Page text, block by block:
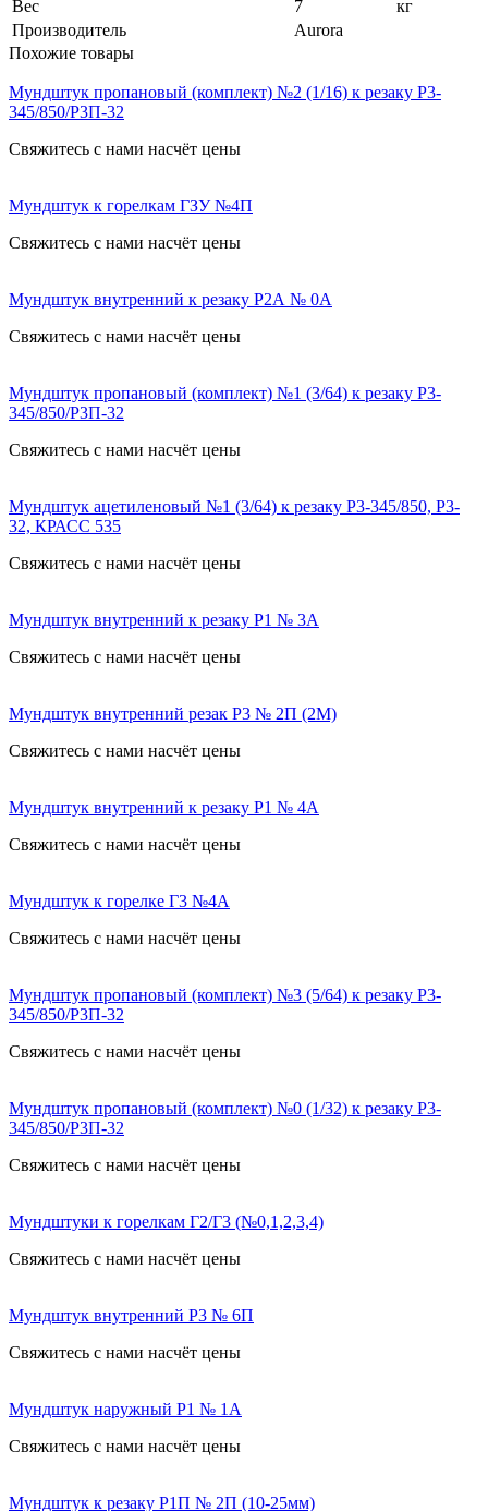
Вес 7
кг
Производитель
Aurora
Похожие товары
Мундштук пропановый (комплект) №2 (1/16) к резаку Р3-
345/850/Р3П-32
Свяжитесь с нами насчёт цены
Мундштук к горелкам ГЗУ №4П
Свяжитесь с нами насчёт цены
Мундштук внутренний к резаку Р2А № 0А
Свяжитесь с нами насчёт цены
Мундштук пропановый (комплект) №1 (3/64) к резаку Р3-
345/850/Р3П-32
Свяжитесь с нами насчёт цены
Мундштук ацетиленовый №1 (3/64) к резаку Р3-345/850, Р3-
32, КРАСС 535
Свяжитесь с нами насчёт цены
Мундштук внутренний к резаку Р1 № 3А
Свяжитесь с нами насчёт цены
Мундштук внутренний резак Р3 № 2П (2М)
Свяжитесь с нами насчёт цены
Мундштук внутренний к резаку Р1 № 4А
Свяжитесь с нами насчёт цены
Мундштук к горелке Г3 №4А
Свяжитесь с нами насчёт цены
Мундштук пропановый (комплект) №3 (5/64) к резаку Р3-
345/850/Р3П-32
Свяжитесь с нами насчёт цены
Мундштук пропановый (комплект) №0 (1/32) к резаку Р3-
345/850/Р3П-32
Свяжитесь с нами насчёт цены
Мундштуки к горелкам Г2/Г3 (№0,1,2,3,4)
Свяжитесь с нами насчёт цены
Мундштук внутренний Р3 № 6П
Свяжитесь с нами насчёт цены
Мундштук наружный Р1 № 1А
Свяжитесь с нами насчёт цены
Мундштук к резаку Р1П № 2П (10-25мм)